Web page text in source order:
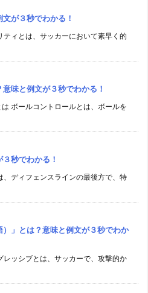
が３秒でわかる！
ティとは、サッカーにおいて素早く的
味と例文が３秒でわかる！
ボールコントロールとは、ボールを
秒でわかる！
、ディフェンスラインの最後方で、特
）」とは？意味と例文が３秒でわか
レッシブとは、サッカーで、攻撃的か